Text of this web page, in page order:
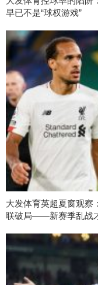
早已不是“球权游戏”
大发体育英超夏窗观察
联破局——新赛季乱战